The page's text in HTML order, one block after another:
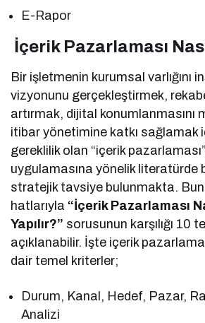
E-Rapor
İçerik Pazarlaması
Bir işletmenin kurumsal varlığını
vizyonunu gerçekleştirmek,
artırmak, dijital konumlanmasını
itibar yönetimine katkı sağlamak
gereklilik olan “içerik
uygulamasına yönelik literatürde
stratejik tavsiye bulunmakta.
hatlarıyla “İçerik Pazarlaması
Yapılır?” sorusunun karşılığı 10
açıklanabilir. İşte içerik
dair temel kriterler;
Durum, Kanal, Hedef, Pazar,
Analizi